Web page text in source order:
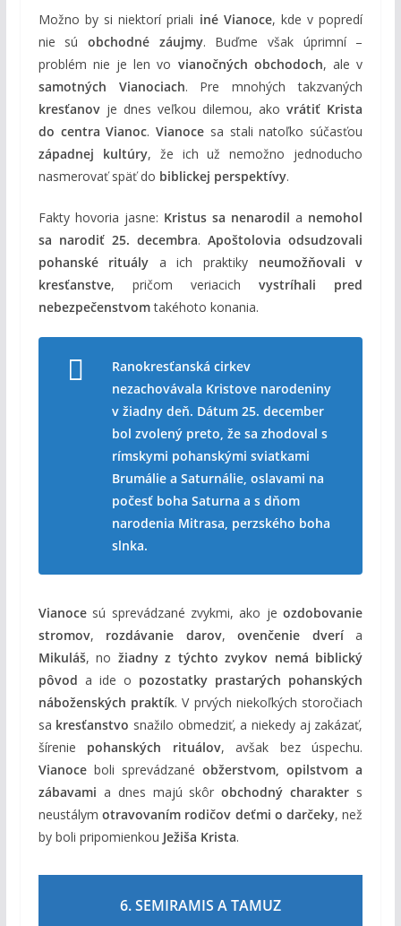
Možno by si niektorí priali iné Vianoce, kde v popredí
nie súobchodné záujmy. Buďme však úprimní –
problém nie je len vo vianočných obchodoch, ale v
samotných Vianociach. Pre mnohých takzvaných
kresťanovje dnes veľkou dilemou, akovrátiť Krista
do centra Vianoc.Vianoce sa stali natoľko súčasťou
západnej kultúry, že ich už nemožno jednoducho
nasmerovať späť do biblickej perspektívy.
Fakty hovoria jasne: Kristus sa nenarodil a nemohol
sa narodiť 25. decembra.Apoštolovia odsudzovali
pohanské rituály a ich praktiky neumožňovali v
kresťanstve, pričom veriacichvystríhali pred
nebezpečenstvomtakéhoto konania.
Ranokresťanská cirkev
nezachovávala Kristove narodeniny
v žiadny deň. Dátum 25. december
bol zvolený preto, že sa zhodoval s
rímskymi pohanskými sviatkami
Brumálie a Saturnálie, oslavami na
počesť boha Saturna a s dňom
narodenia Mitrasa, perzského boha
slnka.
Vianocesú sprevádzané zvykmi, ako jeozdobovanie
stromov, rozdávanie darov,ovenčenie dvería
Mikuláš, no žiadny z týchto zvykov nemá biblický
pôvod a ide o pozostatky prastarých pohanských
náboženských praktík. V prvých niekoľkých storočiach
sa kresťanstvo snažilo obmedziť, a niekedy aj zakázať,
šírenie pohanských rituálov, avšak bez úspechu.
Vianoceboli sprevádzanéobžerstvom, opilstvom a
zábavami a dnes majú skôrobchodný charakter s
neustálym otravovaním rodičov deťmi o darčeky, než
by boli pripomienkou Ježiša Krista.
6. SEMIRAMIS A TAMUZ